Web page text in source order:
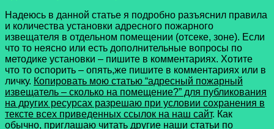
Надеюсь в данной статье я подробно разъяснил правила
и количества установки адресного пожарного
извещателя в отдельном помещении (отсеке, зоне). Если
что то неясно или есть дополнительные вопросы по
методике установки – пишите в комментариях. Хотите
что то оспорить – опять,же пишите в комментариях или в
личку. Копировать мою статью “адресный пожарный
извещатель – сколько на помещение?” для публикования
на других ресурсах разрешаю при условии сохранения в
тексте всех приведенных ссылок на наш сайт. Как
обычно, приглашаю читать другие наши статьи по